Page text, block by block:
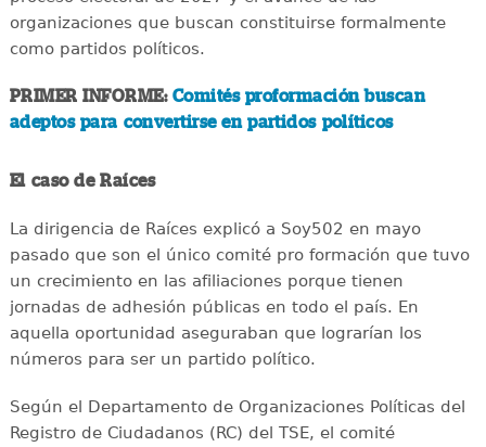
organizaciones que buscan constituirse formalmente
como partidos políticos.
PRIMER INFORME:Comités proformación buscan
adeptos para convertirse en partidos políticos
El caso de Raíces
La dirigencia de Raíces explicó a Soy502 en mayo
pasado que son el único comité pro formación que tuvo
un crecimiento en las afiliaciones porque tienen
jornadas de adhesión públicas en todo el país. En
aquella oportunidad aseguraban que lograrían los
números para ser un partido político.
Según el Departamento de Organizaciones Políticas del
Registro de Ciudadanos (RC) del TSE, el comité